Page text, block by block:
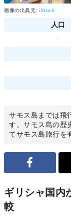
画像の出典元: iStock
人口
-
サモス島までは飛
す。サモス島の歴
てサモス島旅行を
ギリシャ国内
較